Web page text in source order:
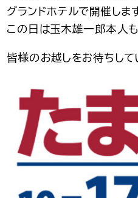
グランドホテルで開催します
この日は玉木雄一郎本人
皆様のお越しをお待ちして